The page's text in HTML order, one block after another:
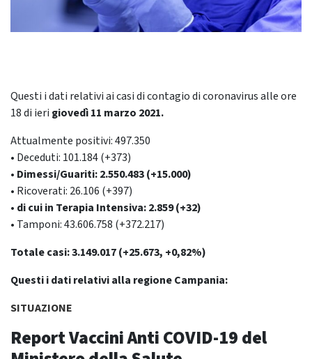
Questi i dati relativi ai casi di contagio di coronavirus alle ore
18 di ieri giovedì 11 marzo 2021.
Attualmente positivi: 497.350
• Deceduti: 101.184 (+373)
• Dimessi/Guariti: 2.550.483 (+15.000)
• Ricoverati: 26.106 (+397)
• di cui in Terapia Intensiva: 2.859 (+32)
• Tamponi: 43.606.758 (+372.217)
Totale casi: 3.149.017 (+25.673, +0,82%)
Questi i dati relativi alla regione Campania:
SITUAZIONE
Report Vaccini Anti COVID-19del